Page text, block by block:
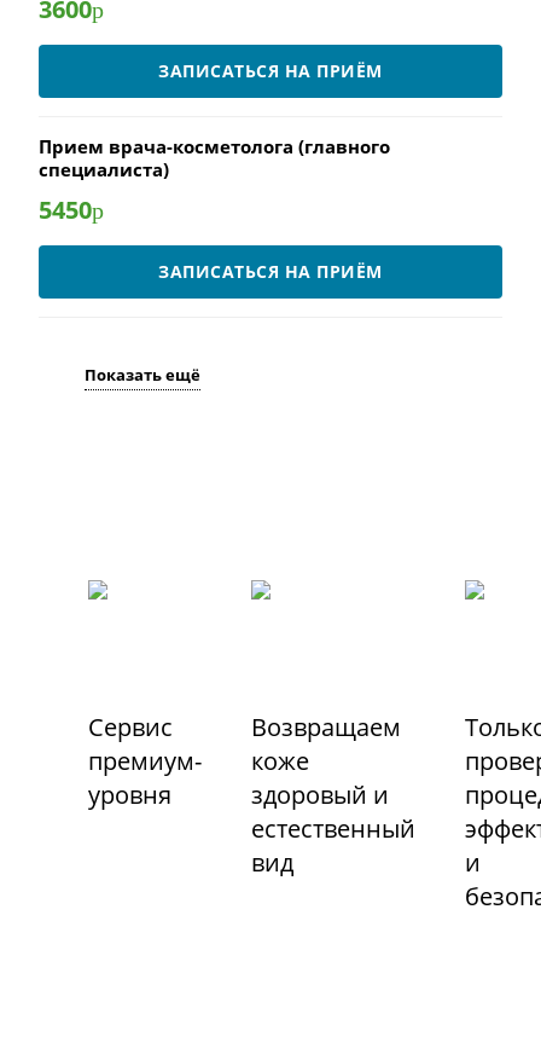
3600р
ЗАПИСАТЬСЯ НА ПРИЁМ
Прием врача-косметолога (главного
специалиста)
5450р
ЗАПИСАТЬСЯ НА ПРИЁМ
Показать ещё
Сервис
премиум-
уровня
Возвращаем
коже
здоровый и
естественный
вид
и